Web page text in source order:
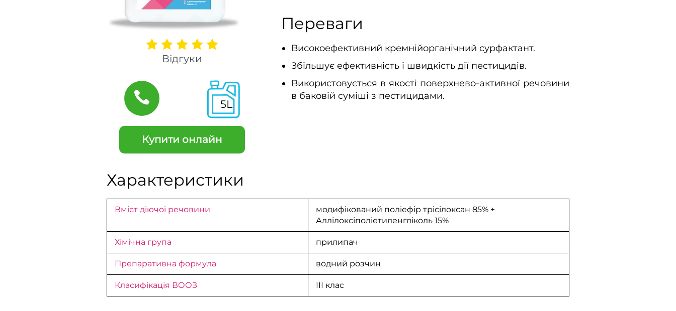
Відгуки
5L
Купити онлайн
Переваги
Високоефективний кремнійорганічний сурфактант.
Збільшує ефективність і швидкість дії пестицидів.
Використовується в якості поверхнево-активної речовини
в баковій суміші з пестицидами.
Характеристики
Вміст діючої речовини
модифікований поліефір трісілоксан 85% +
Аллілоксіполіетиленгліколь 15%
Хімічна група прилипач
Препаративна формула водний розчин
Класифікація ВООЗ III клас